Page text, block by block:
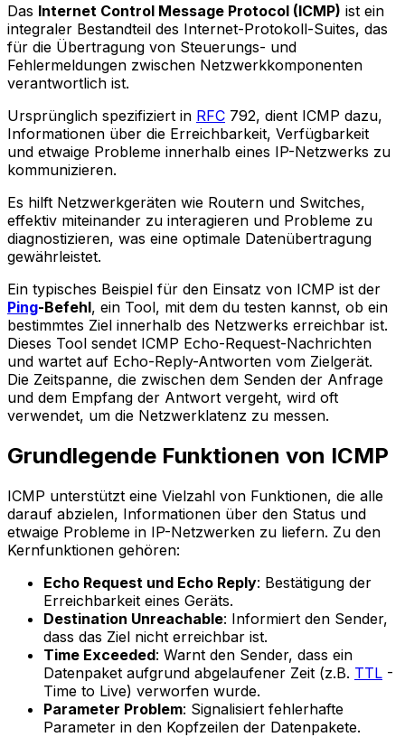
Das Internet Control Message Protocol (ICMP) ist ein
integraler Bestandteil des Internet-Protokoll-Suites, das
für die Übertragung von Steuerungs- und
Fehlermeldungen zwischen Netzwerkkomponenten
verantwortlich ist.
Ursprünglich spezifiziert in RFC 792, dient ICMP dazu,
Informationen über die Erreichbarkeit, Verfügbarkeit
und etwaige Probleme innerhalb eines IP-Netzwerks zu
kommunizieren.
Es hilft Netzwerkgeräten wie Routern und Switches,
effektiv miteinander zu interagieren und Probleme zu
diagnostizieren, was eine optimale Datenübertragung
gewährleistet.
Ein typisches Beispiel für den Einsatz von ICMP ist der
Ping-Befehl, ein Tool, mit dem du testen kannst, ob ein
bestimmtes Ziel innerhalb des Netzwerks erreichbar ist.
Dieses Tool sendet ICMP Echo-Request-Nachrichten
und wartet auf Echo-Reply-Antworten vom Zielgerät.
Die Zeitspanne, die zwischen dem Senden der Anfrage
und dem Empfang der Antwort vergeht, wird oft
verwendet, um die Netzwerklatenz zu messen.
Grundlegende Funktionen von ICMP
ICMP unterstützt eine Vielzahl von Funktionen, die alle
darauf abzielen, Informationen über den Status und
etwaige Probleme in IP-Netzwerken zu liefern. Zu den
Kernfunktionen gehören:
Echo Request und Echo Reply: Bestätigung der
Erreichbarkeit eines Geräts.
Destination Unreachable: Informiert den Sender,
dass das Ziel nicht erreichbar ist.
Time Exceeded: Warnt den Sender, dass ein
Datenpaket aufgrund abgelaufener Zeit (z.B. TTL -
Time to Live) verworfen wurde.
Parameter Problem: Signalisiert fehlerhafte
Parameter in den Kopfzeilen der Datenpakete.